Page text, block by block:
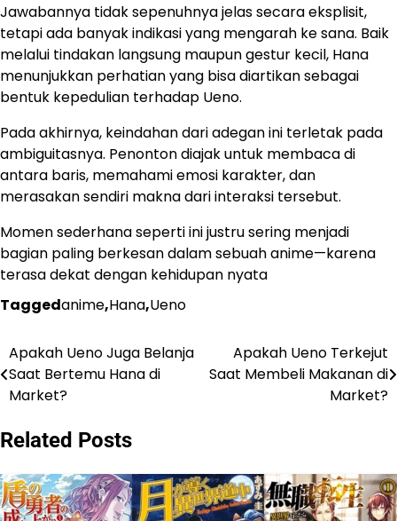
Jawabannya tidak sepenuhnya jelas secara eksplisit,
tetapi ada banyak indikasi yang mengarah ke sana. Baik
melalui tindakan langsung maupun gestur kecil, Hana
menunjukkan perhatian yang bisa diartikan sebagai
bentuk kepedulian terhadap Ueno.
Pada akhirnya, keindahan dari adegan ini terletak pada
ambiguitasnya. Penonton diajak untuk membaca di
antara baris, memahami emosi karakter, dan
merasakan sendiri makna dari interaksi tersebut.
Momen sederhana seperti ini justru sering menjadi
bagian paling berkesan dalam sebuah anime—karena
terasa dekat dengan kehidupan nyata
Taggedanime,Hana,Ueno
Navigasi
pos
Apakah Ueno Juga Belanja
Saat Bertemu Hana di
Market?
Apakah Ueno Terkejut
Saat Membeli Makanan di
Market?
Related Posts